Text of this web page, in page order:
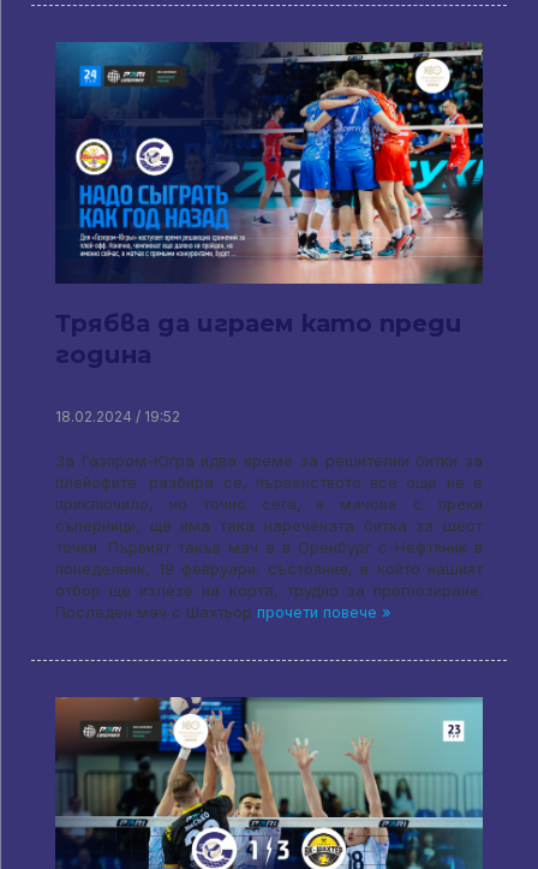
Трябва да играем като преди
година
18.02.2024 / 19:52
За Газпром-Югра идва време за решителни битки за
плейофите. разбира се, първенството все още не е
приключило, но точно сега, в мачове с преки
съперници, ще има така наречената битка за шест
точки. Първият такъв мач е в Оренбург с Нефтяник в
понеделник, 19 февруари. състояние, в който нашият
отбор ще излезе на корта, трудно за прогнозиране.
Последен мач с Шахтьор прочети повече »